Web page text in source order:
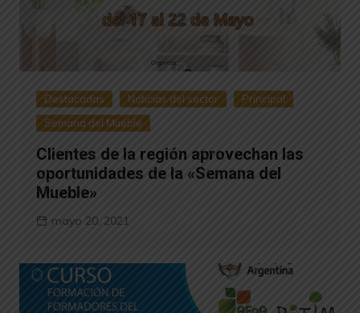
Destacadas Noticias del sector
Principal
Semana del Mueble
Clientes de la región aprovechan las
oportunidades de la «Semana del
Mueble»
mayo 20, 2021